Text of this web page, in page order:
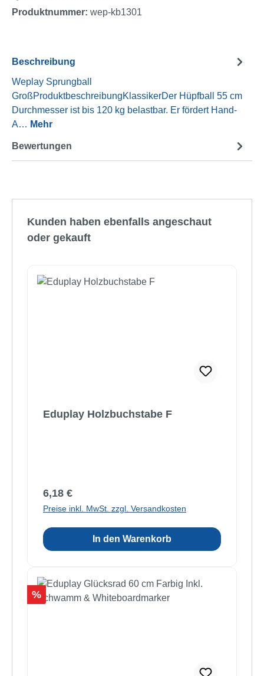
Produktnummer: wep-kb1301
Beschreibung
Weplay Sprungball
GroßProduktbeschreibungKlassikerDer Hüpfball 55 cm
Durchmesser ist bis 120 kg belastbar. Er fördert Hand-
A… Mehr
Bewertungen
Kunden haben ebenfalls angeschaut
oder gekauft
Eduplay Holzbuchstabe F
Regulärer Preis:
6,18 €
Preise inkl. MwSt. zzgl. Versandkosten
In den Warenkorb
Rabatt
%